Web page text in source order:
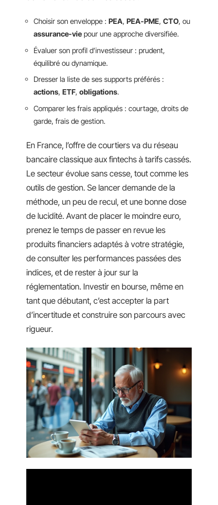
Choisir son enveloppe : PEA, PEA-PME, CTO, ou
assurance-vie pour une approche diversifiée.
Évaluer son profil d’investisseur : prudent,
équilibré ou dynamique.
Dresser la liste de ses supports préférés :
actions, ETF, obligations.
Comparer les frais appliqués : courtage, droits de
garde, frais de gestion.
En France, l’offre de courtiers va du réseau
bancaire classique aux fintechs à tarifs cassés.
Le secteur évolue sans cesse, tout comme les
outils de gestion. Se lancer demande de la
méthode, un peu de recul, et une bonne dose
de lucidité. Avant de placer le moindre euro,
prenez le temps de passer en revue les
produits financiers adaptés à votre stratégie,
de consulter les performances passées des
indices, et de rester à jour sur la
réglementation. Investir en bourse, même en
tant que débutant, c’est accepter la part
d’incertitude et construire son parcours avec
rigueur.